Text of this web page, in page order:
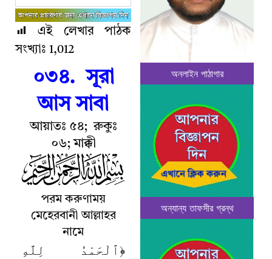
এই লেখার পাঠক
সংখ্যাঃ 1,012
০৩৪. সূরা
আস সাবা
আয়াতঃ ৫৪;রুকুঃ
০৬;মাক্কী
পরম করুণাময়
মেহেরবানী আল্লাহর
নামে
﴿ٱلْحَمْدُ لِلَّهِ
অনলাইন পাঠাগার
অন্যান্য তাফসীর গ্রন্থ